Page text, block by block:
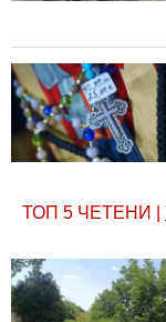
ТОП 5 ЧЕТЕНИ